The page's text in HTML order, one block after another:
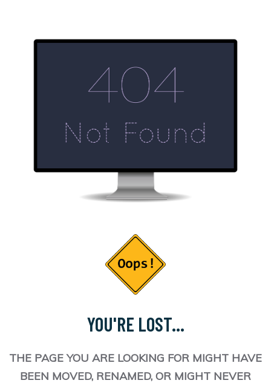
YOU'RE LOST...
THE PAGE YOU ARE LOOKING FOR MIGHT HAVE
BEEN MOVED, RENAMED, OR MIGHT NEVER